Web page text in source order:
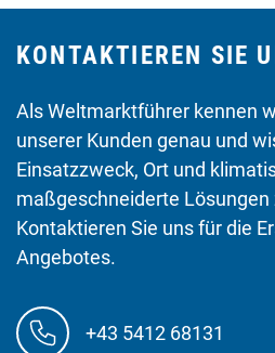
KONTAKTIEREN SIE
Als Weltmarktführer kennen
unserer Kunden genau und
Einsatzzweck, Ort und
maßgeschneiderte Lösungen
Kontaktieren Sie uns für die
Angebotes.
+43 5412 68131